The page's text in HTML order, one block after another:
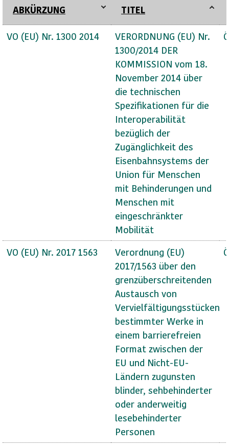
ABKÜRZUNG TITEL
VO (EU) Nr. 1300 2014
VERORDNUNG (EU) Nr.
1300/2014 DER
KOMMISSION vom 18.
November 2014 über
die technischen
Spezifikationen für die
Interoperabilität
bezüglich der
Zugänglichkeit des
Eisenbahnsystems der
Union für Menschen
mit Behinderungen und
Menschen mit
eingeschränkter
Mobilität
VO (EU) Nr. 2017 1563
Verordnung (EU)
2017/1563 über den
grenzüberschreitenden
Austausch von
Vervielfältigungsstücken
bestimmter Werke in
einem barrierefreien
Format zwischen der
EU und Nicht-EU-
Ländern zugunsten
blinder, sehbehinderter
oder anderweitig
lesebehinderter
Personen